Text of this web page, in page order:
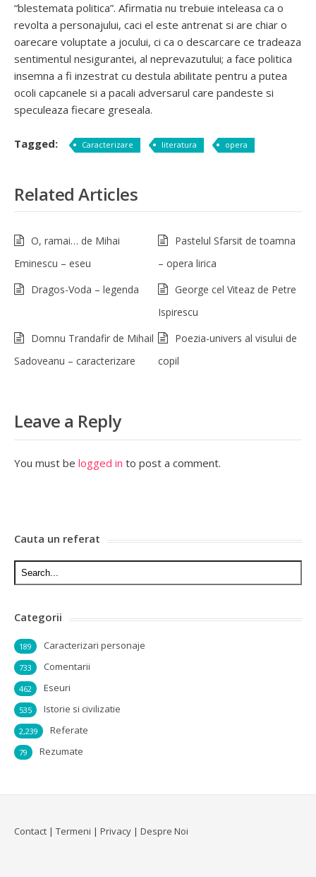
“blestemata politica”. Afirmatia nu trebuie inteleasa ca o
revolta a personajului, caci el este antrenat si are chiar o
oarecare voluptate a jocului, ci ca o descarcare ce tradeaza
sentimentul nesigurantei, al neprevazutului; a face politica
insemna a fi inzestrat cu destula abilitate pentru a putea
ocoli capcanele si a pacali adversarul care pandeste si
speculeaza fiecare greseala.
Tagged: Caracterizare literatura opera
Related Articles
O, ramai… de Mihai
Eminescu – eseu
Pastelul Sfarsit de toamna
– opera lirica
Dragos-Voda – legenda
George cel Viteaz de Petre
Ispirescu
Domnu Trandafir de Mihail
Sadoveanu – caracterizare
Poezia-univers al visului de
copil
Leave a Reply
You must be logged in to post a comment.
Cauta un referat
Categorii
Caracterizari personaje
189
Comentarii
733
Eseuri
462
Istorie si civilizatie
535
Referate
2,239
Rezumate
79
Contact | Termeni | Privacy | Despre Noi